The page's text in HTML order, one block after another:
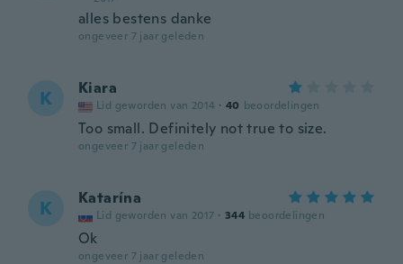
alles bestens danke
ongeveer 7 jaar geleden
K Kiara
Lid geworden van 2014 · 40 beoordelingen
Too small. Definitely not true to size.
ongeveer 7 jaar geleden
K Katarína
Lid geworden van 2017 · 344 beoordelingen
Ok
ongeveer 7 jaar geleden